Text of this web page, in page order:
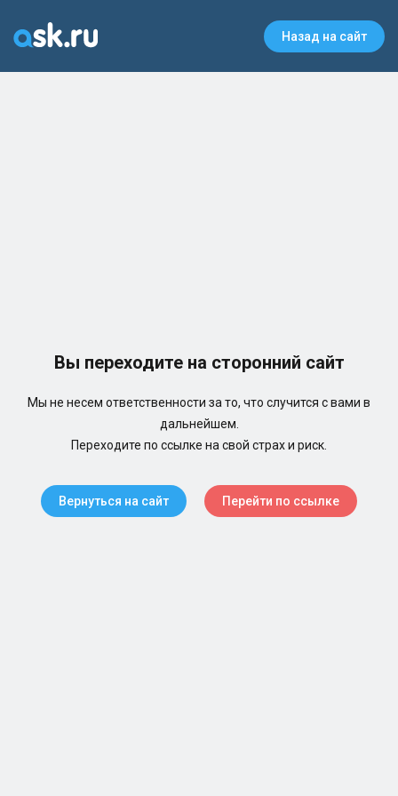
Назад на сайт
Вы переходите на сторонний сайт
Мы не несем ответственности за то, что случится с вами в
дальнейшем.
Переходите по ссылке на свой страх и риск.
Вернуться на сайт Перейти по ссылке